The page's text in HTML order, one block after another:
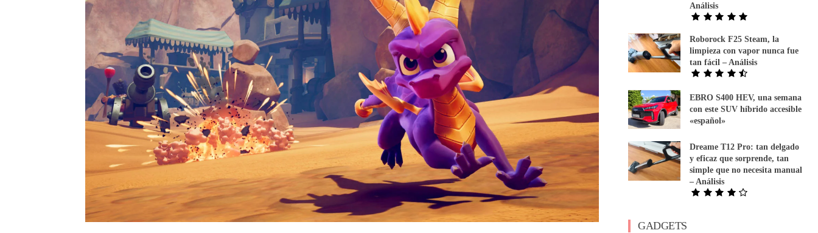
Análisis
Roborock F25 Steam, la
limpieza con vapor nunca fue
tan fácil – Análisis
EBRO S400 HEV, una semana
con este SUV híbrido accesible
«español»
Dreame T12 Pro: tan delgado
y eficaz que sorprende, tan
simple que no necesita manual
– Análisis
GADGETS